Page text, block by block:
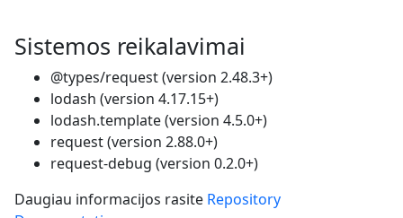
Sistemos reikalavimai
@types/request (version 2.48.3+)
lodash (version 4.17.15+)
lodash.template (version 4.5.0+)
request (version 2.88.0+)
request-debug (version 0.2.0+)
Daugiau informacijos rasite Repository